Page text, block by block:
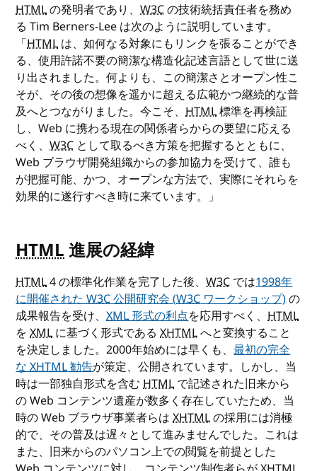
HTMLの発明者であり、W3Cの技術統括責任者を務め
る Tim Berners-Lee は次のように説明しています。
「HTML は、如何なる対象にもリンクを張ることができ
る、使用許諾不要の簡潔な構造化記述言語として世に送
り出されました。何よりも、この簡潔さとオープン性こ
そが、その後の想像を遥かに超える広範かつ継続的な普
及へとつながりました。今こそ、HTML標準を再検証
し、Web に携わる現在の関係者らからの要望に応える
べく、W3C として取るべき方策を把握するとともに、
Web ブラウザ開発組織からの参加協力を受けて、誰も
が把握可能、かつ、オープンな方法で、実際にそれらを
効果的に遂行すべき時に来ています。」
HTML進展の経緯
HTML4 の標準化作業を完了した後、W3C では1998年
に開催されたW3C公開研究会 (W3Cワークショップ)の
成果報告を受け、XML形式の利点を応用すべく、HTML
をXML に基づく形式であるXHTMLへと変換すること
を決定しました。2000年始めには早くも、最初の完全
なXHTML勧告が策定、公開されています。しかし、当
時は一部独自形式を含むHTML で記述された旧来から
の Web コンテンツ遺産が数多く存在していたため、当
時の Web ブラウザ事業者らはXHTMLの採用には消極
的で、その普及は遅々として進みませんでした。これは
また、旧来からのパソコン上での閲覧を前提とした